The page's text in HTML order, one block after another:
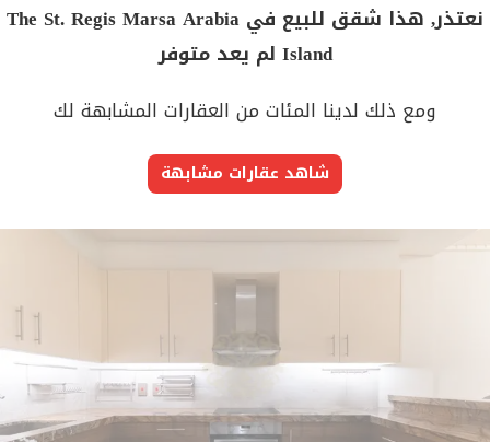
نعتذر, هذا شقق للبيع في The St. Regis Marsa Arabia
Island لم يعد متوفر
ومع ذلك لدينا المئات من العقارات المشابهة لك
شاهد عقارات مشابهة